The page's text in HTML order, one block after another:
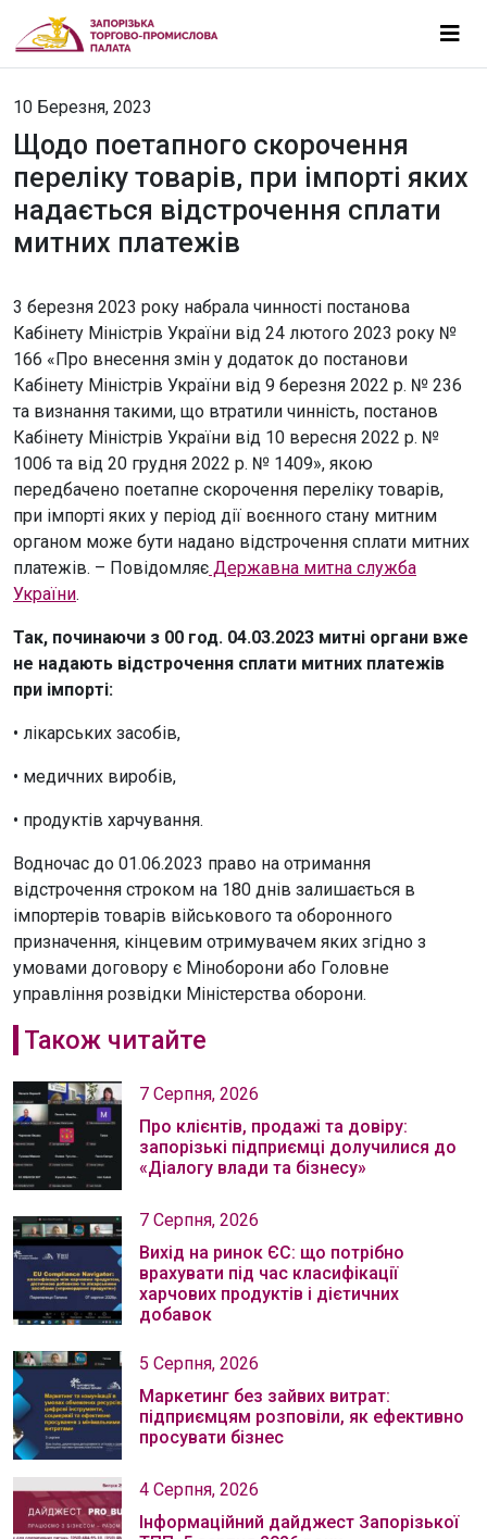
10 Березня, 2023
Щодо поетапного скорочення
переліку товарів, при імпорті яких
надається відстрочення сплати
митних платежів
3 березня 2023 року набрала чинності постанова
Кабінету Міністрів України від 24 лютого 2023 року №
166 «Про внесення змін у додаток до постанови
Кабінету Міністрів України від 9 березня 2022 р. № 236
та визнання такими, що втратили чинність, постанов
Кабінету Міністрів України від 10 вересня 2022 р. №
1006 та від 20 грудня 2022 р. № 1409», якою
передбачено поетапне скорочення переліку товарів,
при імпорті яких у період дії воєнного стану митним
органом може бути надано відстрочення сплати митних
платежів. – Повідомляє Державна митна служба
України.
Так, починаючи з 00 год. 04.03.2023 митні органи вже
не надають відстрочення сплати митних платежів
при імпорті:
• лікарських засобів,
• медичних виробів,
• продуктів харчування.
Водночас до 01.06.2023 право на отримання
відстрочення строком на 180 днів залишається в
імпортерів товарів військового та оборонного
призначення, кінцевим отримувачем яких згідно з
умовами договору є Міноборони або Головне
управління розвідки Міністерства оборони.
Також читайте
7 Серпня, 2026
Про клієнтів, продажі та довіру:
запорізькі підприємці долучилися до
«Діалогу влади та бізнесу»
7 Серпня, 2026
Вихід на ринок ЄС: що потрібно
врахувати під час класифікації
харчових продуктів і дієтичних
добавок
5 Серпня, 2026
Маркетинг без зайвих витрат:
підприємцям розповіли, як ефективно
просувати бізнес
4 Серпня, 2026
Інформаційний дайджест Запорізької